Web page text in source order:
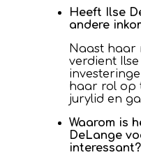
Heeft Ilse
andere
Naast haar
verdient
haar rol op
jurylid en
Waarom is
DeLange
interessant?